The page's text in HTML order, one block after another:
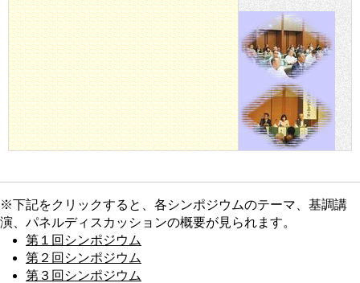
※下記をクリックすると、各シンポジウムのテーマ、基調講
演、パネルディスカッションの概要が見られます。
第１回シンポジウム
第２回シンポジウム
第３回シンポジウム